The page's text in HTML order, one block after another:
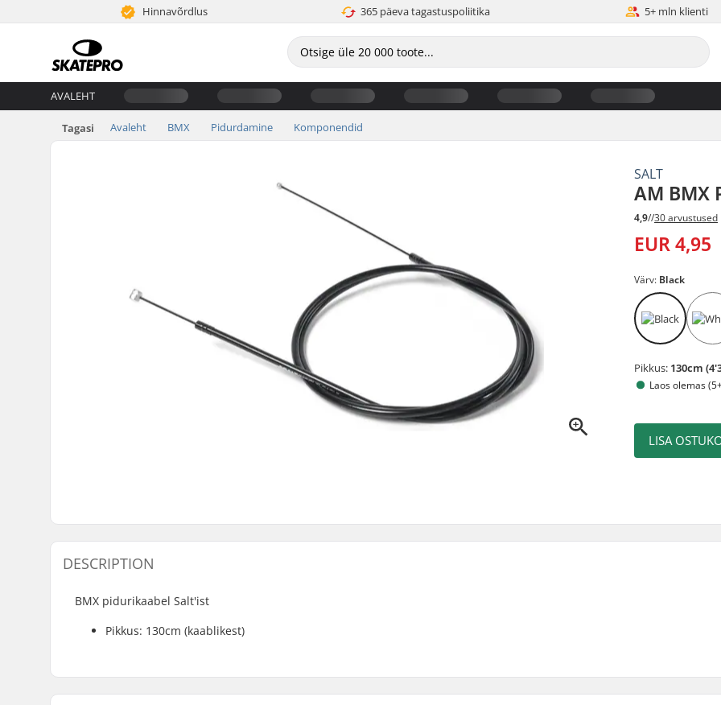
Hinnavõrdlus 365 päeva tagastuspoliitika 5+ mln klienti
AVALEHT
Tagasi Avaleht BMX Pidurdamine Komponendid
SALT
AM BMX
4,9//30 arvustused
EUR 4,95
Värv: Black
Pikkus: 130cm
Laos olemas
LISA
DESCRIPTION
BMX pidurikaabel Salt'ist
Pikkus: 130cm (kaablikest)